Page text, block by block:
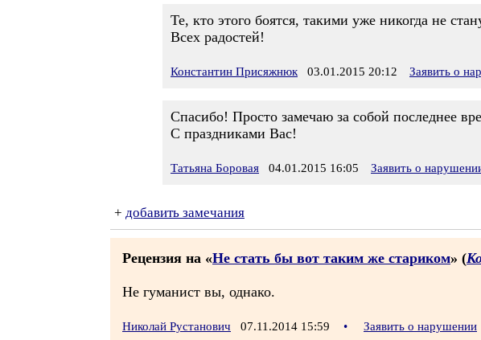
Те, кто этого боятся, такими уже никогда не
Всех радостей!
Константин Присяжнюк 03.01.2015 20:12 Заявить о
Спасибо! Просто замечаю за собой последнее
С праздниками Вас!
Татьяна Боровая 04.01.2015 16:05 Заявить о
+ добавить замечания
Рецензия на «Не стать бы вот таким же стариком» (
Не гуманист вы, однако.
Николай Рустанович 07.11.2014 15:59 • Заявить о нарушении